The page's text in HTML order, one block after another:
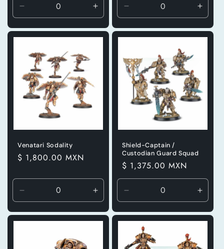
cantidad
para
Title
Aumentar
cantidad
para
cantidad
para
para
Venatari Sodality
Precio
$ 1,800.00 MXN
cantidad
para
Aumentar
cantidad
para
Shield-Captain /
Custodian Guard Squad
Precio
habitual
$ 1,375.00 MXN
cantidad
para
Default
Title
para